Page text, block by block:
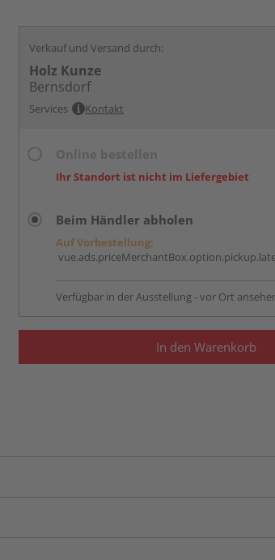
Verkauf und Versand durch:
Holz Kunze
Bernsdorf
Services Kontakt
Ihr Standort ist nicht im Liefergebiet
Beim Händler abholen
Auf Vorbestellung:
Verfügbar in der Ausstellung - vor Ort
In den Warenkorb